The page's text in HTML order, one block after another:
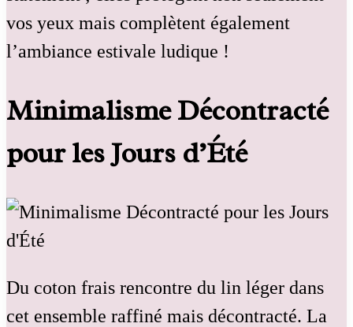
vos yeux mais complètent également
l’ambiance estivale ludique !
Minimalisme Décontracté
pour les Jours d’Été
Du coton frais rencontre du lin léger dans
cet ensemble raffiné mais décontracté. La